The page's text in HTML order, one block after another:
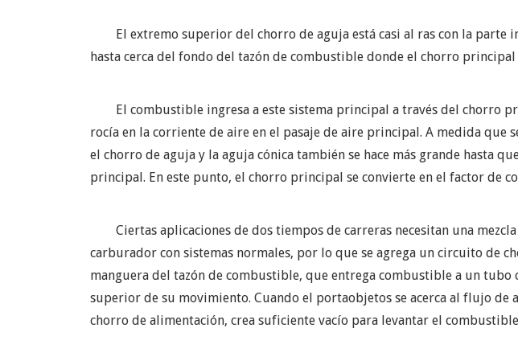
El extremo superior del chorro de aguja está casi al ras con la
hasta cerca del fondo del tazón de combustible donde el chorro
El combustible ingresa a este sistema principal a través del chorro
rocía en la corriente de aire en el pasaje de aire principal. A medida
el chorro de aguja y la aguja cónica también se hace más grande hasta
principal. En este punto, el chorro principal se convierte en el factor de
Ciertas aplicaciones de dos tiempos de carreras necesitan una
carburador con sistemas normales, por lo que se agrega un circuito de
manguera del tazón de combustible, que entrega combustible a un
superior de su movimiento. Cuando el portaobjetos se acerca al flujo
chorro de alimentación, crea suficiente vacío para levantar el